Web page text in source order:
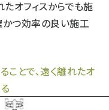
オフィスからでも施
つ効率の良い施工
とで、遠く離れたオ